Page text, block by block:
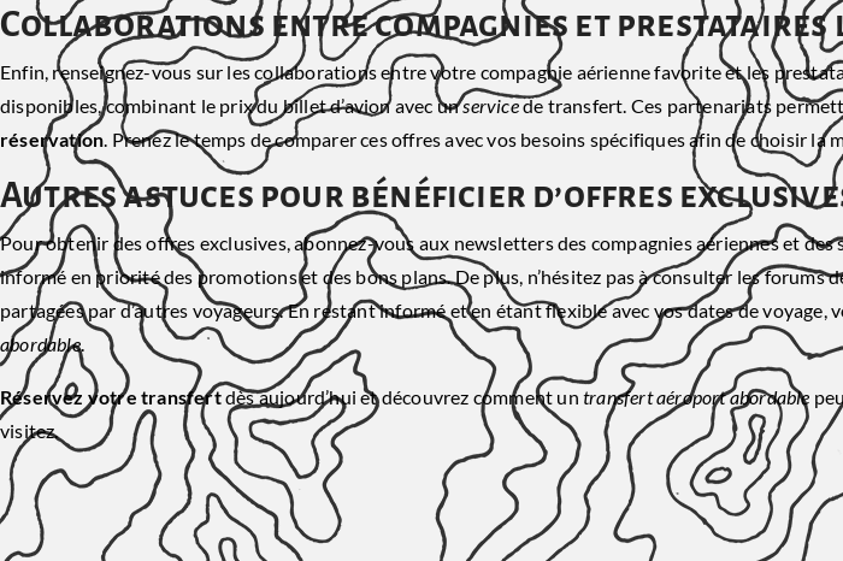
Collaborations entre compagnies et prestataires
Enfin, renseignez-vous sur les collaborations entre votre compagnie aérienne favorite et les
disponibles, combinant le prix du billet d’avion avec unservicede transfert. Ces partenariats
réservation . Prenez le temps de comparer ces offres avec vos besoins spécifiques afin de choisir la
Autres astuces pour bénéficier d’offres
Pour obtenir des offres exclusives, abonnez-vous aux newsletters des compagnies aériennes et
informé en priorité des promotions et des bons plans. De plus, n’hésitez pas à consulter les forums
partagées par d’autres voyageurs. En restant informé et en étant flexible avec vos dates de voyage,
abordable.
Réservez votre transfertdès aujourd’hui et découvrez comment untransfert aéroport abordable
visitez.